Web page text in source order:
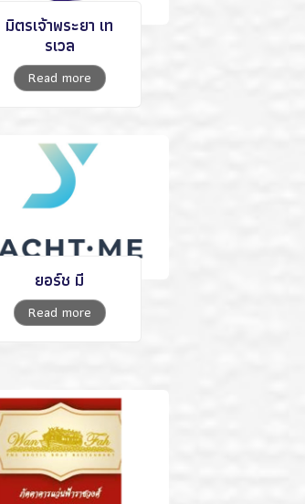
มิตรเจ้าพระยา เท
รเวล
Read more
ยอร์ช มี
Read more